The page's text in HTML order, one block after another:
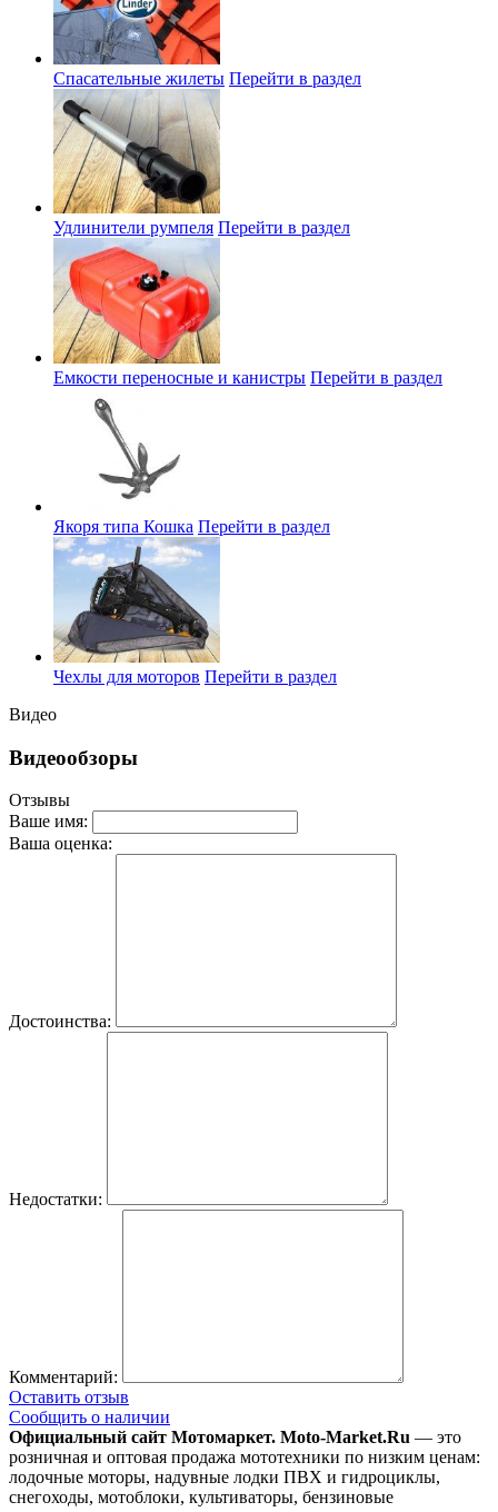
Спасательные жилеты Перейти в раздел
Удлинители румпеля Перейти в раздел
Емкости переносные и канистры Перейти в раздел
Якоря типа Кошка Перейти в раздел
Чехлы для моторов Перейти в раздел
Видео
Видеообзоры
Отзывы
Ваше имя:
Ваша оценка:
Достоинства:
Недостатки:
Комментарий:
Оставить отзыв
Сообщить о наличии
Официальный сайт Мотомаркет. Moto-Market.Ru — это
розничная и оптовая продажа мототехники по низким ценам:
лодочные моторы, надувные лодки ПВХ и гидроциклы,
снегоходы, мотоблоки, культиваторы, бензиновые